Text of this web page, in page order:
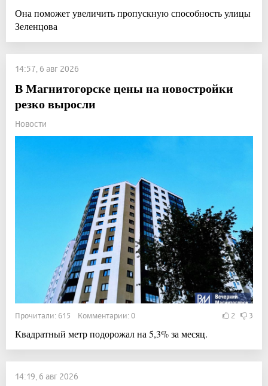
Она поможет увеличить пропускную способность улицы
Зеленцова
14:57, 6 авг 2026
В Магнитогорске цены на новостройки
резко выросли
Новости
Прочитали: 615 Комментарии: 0 2 3
Квадратный метр подорожал на 5,3% за месяц.
14:19, 6 авг 2026